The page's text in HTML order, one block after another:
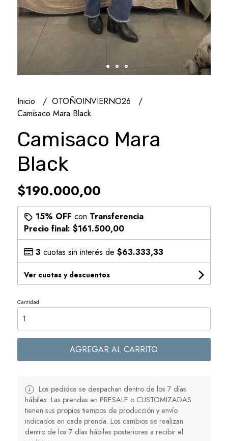
Inicio
OTOÑOINVIERNO26
Camisaco Mara Black
Camisaco Mara
Black
$190.000,00
15% OFF con Transferencia
Precio final: $161.500,00
3 cuotas sin interés de $63.333,33
Ver cuotas y descuentos
Cantidad
AGREGAR AL CARRITO
Los pedidos se despachan dentro de los 7 días
hábiles. Las prendas en PRESALE o CUSTOMIZADAS
tienen sus propios tiempos de producción y envío
indicados en cada prenda. Los cambios se realizan
dentro de los 7 días hábiles posteriores a recibir el